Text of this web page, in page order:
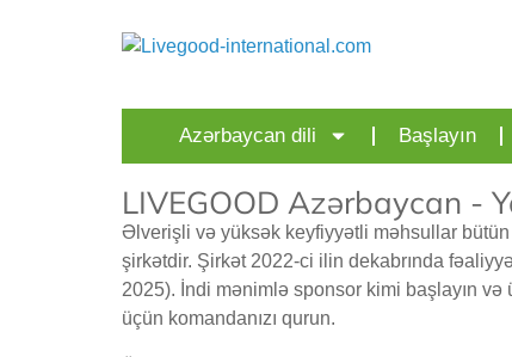
Azərbaycan dili Başlayın
LIVEGOOD Azərbaycan -
Əlverişli və yüksək keyfiyyətli məhsullar
şirkətdir. Şirkət 2022-ci ilin dekabrında
2025). İndi mənimlə sponsor kimi başlayın
üçün komandanızı qurun.